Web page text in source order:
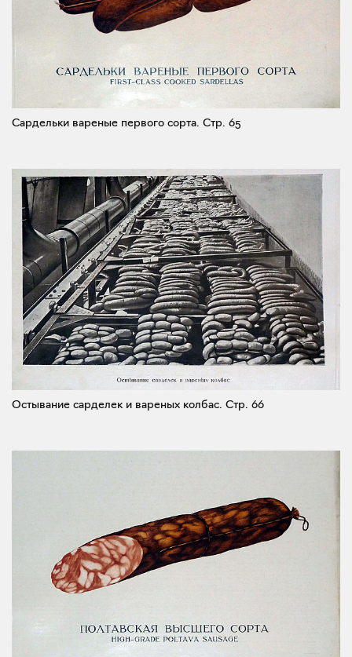
Сардельки вареные первого сорта. Стр. 65
Остывание сарделек и вареных колбас. Стр. 66